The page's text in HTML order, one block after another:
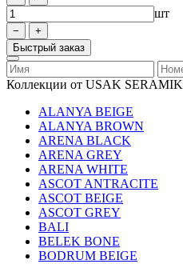
шт
Быстрый заказ
Коллекции от USAK SERAMIK
ALANYA BEIGE
ALANYA BROWN
ARENA BLACK
ARENA GREY
ARENA WHITE
ASCOT ANTRACITE
ASCOT BEIGE
ASCOT GREY
BALI
BELEK BONE
BODRUM BEIGE